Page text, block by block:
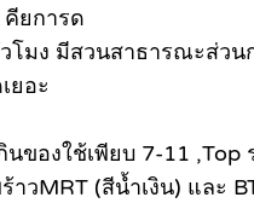
คียการด
โมง มีสวนสาธารณะส่วน
ยอะ
ของใช้เพียบ 7-11 ,Top
วMRT (สีน้ำเงิน) และ